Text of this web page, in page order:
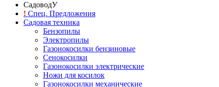
СадоводУ
! Спец. Предложения
Садовая техника
Бензопилы
Электропилы
Газонокосилки бензиновые
Сенокосилки
Газонокосилки электрические
Ножи для косилок
Газонокосилки механические